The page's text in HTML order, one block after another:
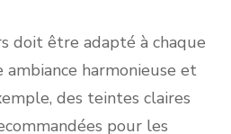
doit être adapté à chaque
ambiance harmonieuse et
des teintes claires
pour les